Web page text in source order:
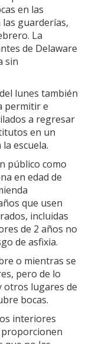
en las
las guarderías,
La
de Delaware
sin
lunes también
permitir e
a regresar
en un
escuela.
público como
en edad de
que usen
incluidas
de 2 años no
de asfixia.
o mientras se
pero de lo
otros lugares de
bocas.
interiores
proporcionen